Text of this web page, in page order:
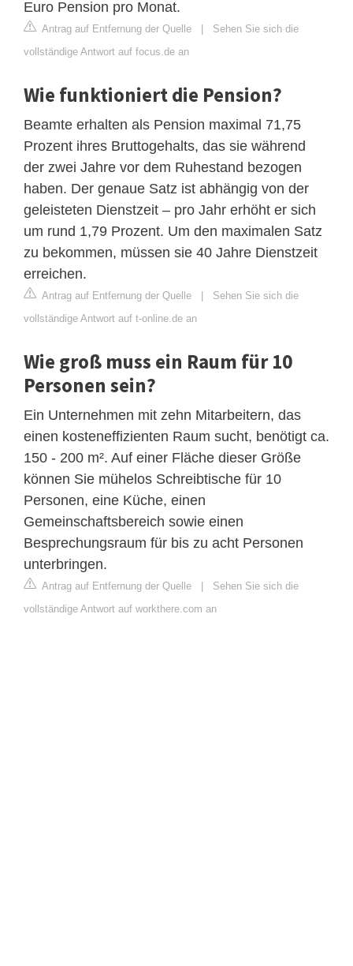
Euro Pension pro Monat.
Antrag auf Entfernung der Quelle | Sehen Sie sich die
vollständige Antwort auf focus.de an
Wie funktioniert die Pension?
Beamte erhalten als Pension maximal 71,75
Prozent ihres Bruttogehalts, das sie während
der zwei Jahre vor dem Ruhestand bezogen
haben. Der genaue Satz ist abhängig von der
geleisteten Dienstzeit – pro Jahr erhöht er sich
um rund 1,79 Prozent. Um den maximalen Satz
zu bekommen, müssen sie 40 Jahre Dienstzeit
erreichen.
Antrag auf Entfernung der Quelle | Sehen Sie sich die
vollständige Antwort auf t-online.de an
Wie groß muss ein Raum für 10
Personen sein?
Ein Unternehmen mit zehn Mitarbeitern, das
einen kosteneffizienten Raum sucht, benötigt ca.
150 - 200 m². Auf einer Fläche dieser Größe
können Sie mühelos Schreibtische für 10
Personen, eine Küche, einen
Gemeinschaftsbereich sowie einen
Besprechungsraum für bis zu acht Personen
unterbringen.
Antrag auf Entfernung der Quelle | Sehen Sie sich die
vollständige Antwort auf workthere.com an